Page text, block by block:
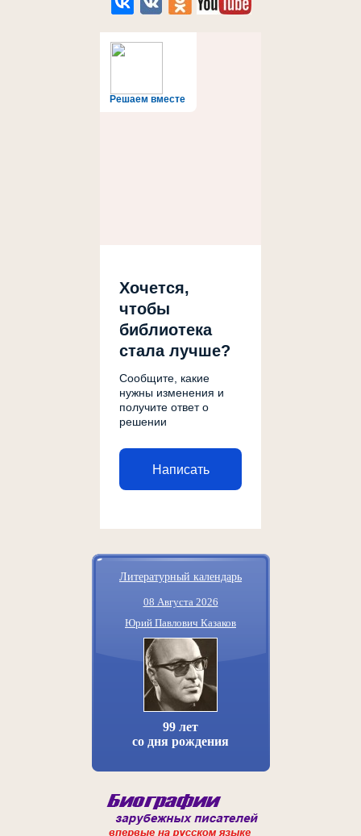
Решаем вместе
Хочется,
чтобы
библиотека
стала лучше?
Сообщите, какие
нужны изменения и
получите ответ о
решении
Написать
Литературный календарь
08 Августа 2026
Юрий Павлович Казаков
99 лет
со дня рождения